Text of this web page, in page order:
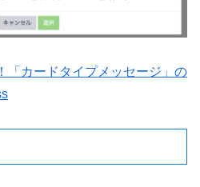
「カードタイプメッセージ」の